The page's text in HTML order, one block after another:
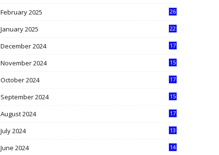
February 2025
26
January 2025
22
December 2024
17
November 2024
15
October 2024
17
September 2024
15
August 2024
17
July 2024
13
June 2024
14